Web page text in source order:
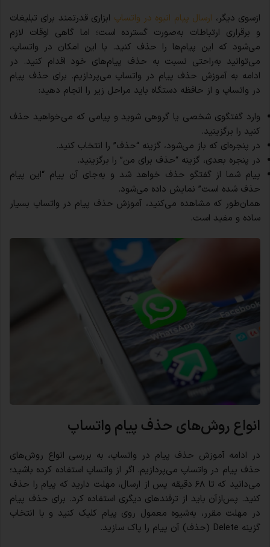
ازسوی دیگر، ارسال پیام انبوه در واتساپ ابزاری قدرتمند برای تبلیغات
و برقراری ارتباطات به‌صورت گسترده است؛ اما گاهی اوقات لازم
می‌شود که این پیام‌ها را حذف کنید. با این امکان در واتساپ،
می‌توانید به‌راحتی نسبت به حذف پیام‌های خود اقدام کنید. در
ادامه به آموزش حذف پیام در واتساپ می‌پردازیم. برای حذف پیام
در واتساپ و از حافظه دستگاه باید مراحل زیر را انجام دهید:
وارد گفتگوی شخصی یا گروهی شوید و پیامی که می‌خواهید حذف
کنید را برگزینید.
در پنجره‌ای که باز می‌شود، گزینه “حذف” را انتخاب کنید.
در پنجره بعدی، گزینه “حذف برای من” را برگزینید.
پیام شما از گفتگو حذف خواهد شد و به‌جای آن پیام “این پیام
حذف شده است” نمایش داده می‌شود.
همان‌طور که مشاهده می‌کنید، آموزش حذف پیام در واتساپ بسیار
ساده و مفید است.
انواع روش‌های حذف پیام واتساپ
در ادامه آموزش حذف پیام در واتساپ، به بررسی انواع روش‌های
حذف پیام در واتساپ می‌پردازیم. اگر از واتساپ استفاده کرده باشید؛
می‌دانید که تا ۶۸ دقیقه پس از ارسال، مهلت دارید که پیام را حذف
کنید. پس‌ازآن باید از ترفندهای دیگری استفاده کرد. برای حذف پیام
در مهلت مقرر، به‌شیوه معمول روی پیام کلیک کنید و با انتخاب
گزینه Delete (حذف) آن پیام را پاک سازید.